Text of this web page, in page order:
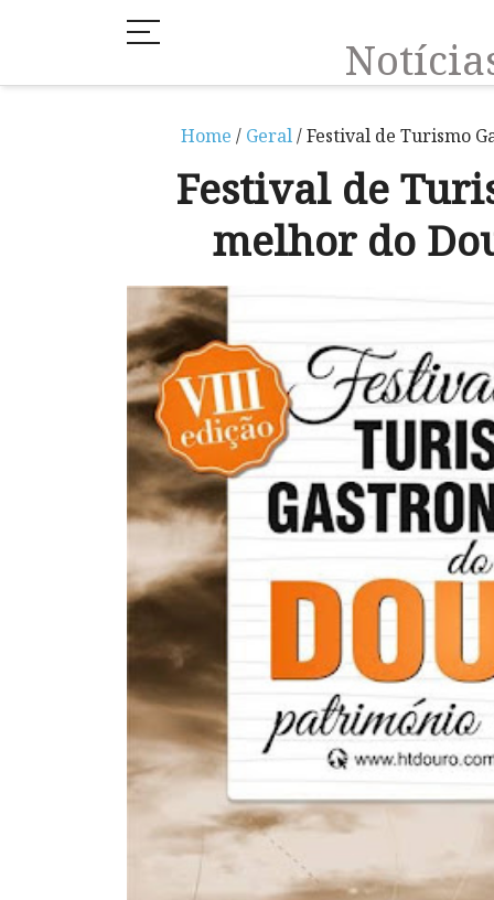
Home / Geral/ Festival de Turismo
Festival de
melhor do